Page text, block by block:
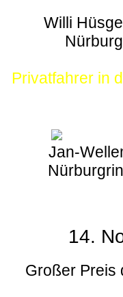
Willi
Privatfahrer in
Jan-
14.
Großer Preis